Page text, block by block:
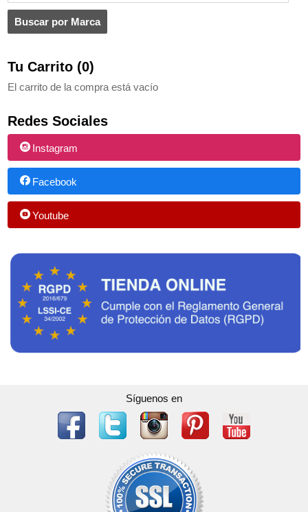
Tu Carrito (0)
El carrito de la compra está vacío
Redes Sociales
Instagram
Facebook
Youtube
Síguenos en